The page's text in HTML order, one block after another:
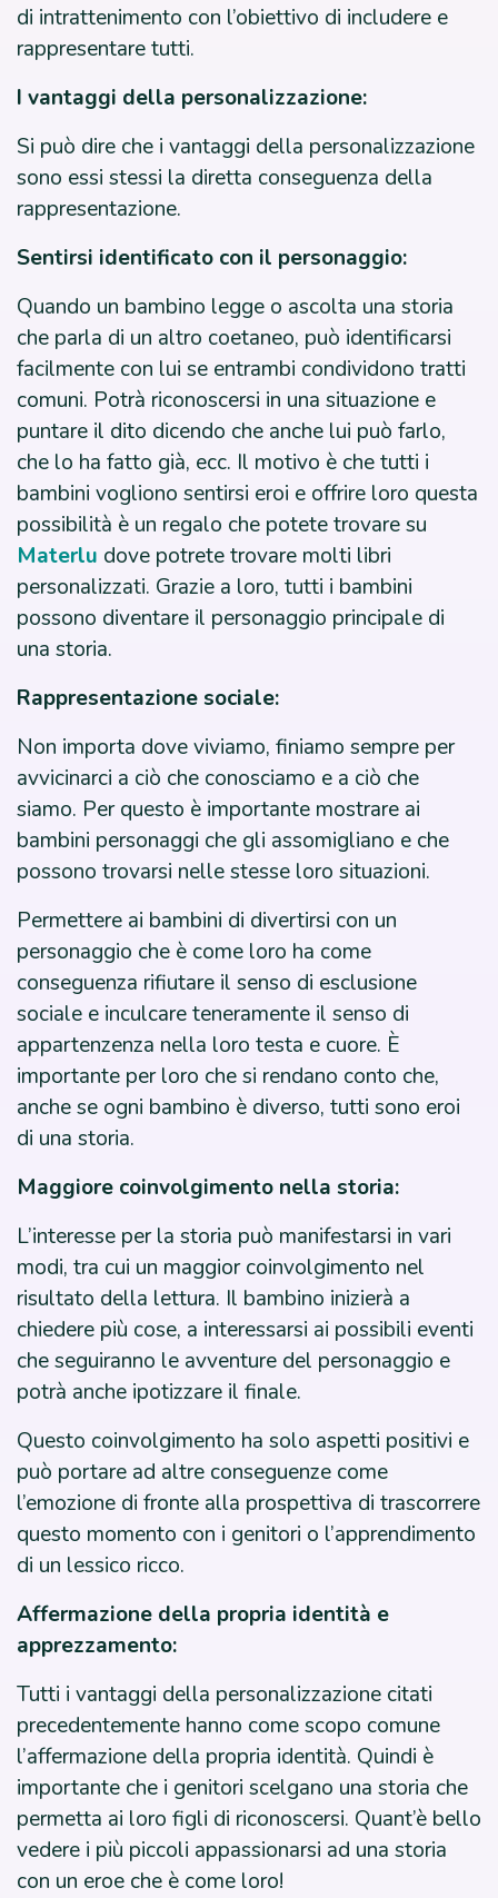
di intrattenimento con l’obiettivo di includere e
rappresentare tutti.
I vantaggi della personalizzazione:
Si può dire che i vantaggi della personalizzazione
sono essi stessi la diretta conseguenza della
rappresentazione.
Sentirsi identificato con il personaggio:
Quando un bambino legge o ascolta una storia
che parla di un altro coetaneo, può identificarsi
facilmente con lui se entrambi condividono tratti
comuni. Potrà riconoscersi in una situazione e
puntare il dito dicendo che anche lui può farlo,
che lo ha fatto già, ecc. Il motivo è che tutti i
bambini vogliono sentirsi eroi e offrire loro questa
possibilità è un regalo che potete trovare su
Materlu dove potrete trovare molti libri
personalizzati. Grazie a loro, tutti i bambini
possono diventare il personaggio principale di
una storia.
Rappresentazione sociale:
Non importa dove viviamo, finiamo sempre per
avvicinarci a ciò che conosciamo e a ciò che
siamo. Per questo è importante mostrare ai
bambini personaggi che gli assomigliano e che
possono trovarsi nelle stesse loro situazioni.
Permettere ai bambini di divertirsi con un
personaggio che è come loro ha come
conseguenza rifiutare il senso di esclusione
sociale e inculcare teneramente il senso di
appartenzenza nella loro testa e cuore. È
importante per loro che si rendano conto che,
anche se ogni bambino è diverso, tutti sono eroi
di una storia.
Maggiore coinvolgimento nella storia:
L’interesse per la storia può manifestarsi in vari
modi, tra cui un maggior coinvolgimento nel
risultato della lettura. Il bambino inizierà a
chiedere più cose, a interessarsi ai possibili eventi
che seguiranno le avventure del personaggio e
potrà anche ipotizzare il finale.
Questo coinvolgimento ha solo aspetti positivi e
può portare ad altre conseguenze come
l’emozione di fronte alla prospettiva di trascorrere
questo momento con i genitori o l’apprendimento
di un lessico ricco.
Affermazione della propria identità e
apprezzamento:
Tutti i vantaggi della personalizzazione citati
precedentemente hanno come scopo comune
l’affermazione della propria identità. Quindi è
importante che i genitori scelgano una storia che
permetta ai loro figli di riconoscersi. Quant’è bello
vedere i più piccoli appassionarsi ad una storia
con un eroe che è come loro!